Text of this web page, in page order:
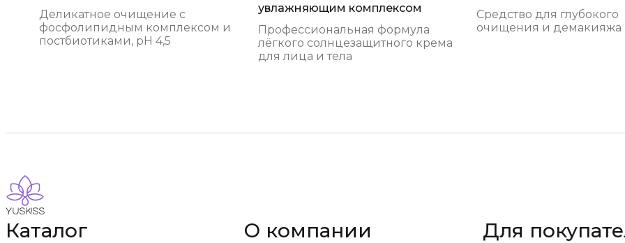
Деликатное очищение с
фосфолипидным комплексом и
постбиотиками, pH 4,5
увлажняющим комплексом
Профессиональная формула
лёгкого солнцезащитного крема
для лица и тела
Средство для глубокого
очищения и демакияжа
Каталог О компании Для